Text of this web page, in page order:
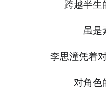
跨越半生
虽是
李思潼凭着
对角色